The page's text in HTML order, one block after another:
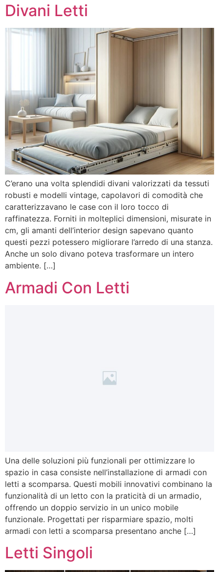
Divani Letti
C’erano una volta splendidi divani valorizzati da tessuti
robusti e modelli vintage, capolavori di comodità che
caratterizzavano le case con il loro tocco di
raffinatezza. Forniti in molteplici dimensioni, misurate in
cm, gli amanti dell’interior design sapevano quanto
questi pezzi potessero migliorare l’arredo di una stanza.
Anche un solo divano poteva trasformare un intero
ambiente. […]
Armadi Con Letti
Una delle soluzioni più funzionali per ottimizzare lo
spazio in casa consiste nell’installazione di armadi con
letti a scomparsa. Questi mobili innovativi combinano la
funzionalità di un letto con la praticità di un armadio,
offrendo un doppio servizio in un unico mobile
funzionale. Progettati per risparmiare spazio, molti
armadi con letti a scomparsa presentano anche […]
Letti Singoli